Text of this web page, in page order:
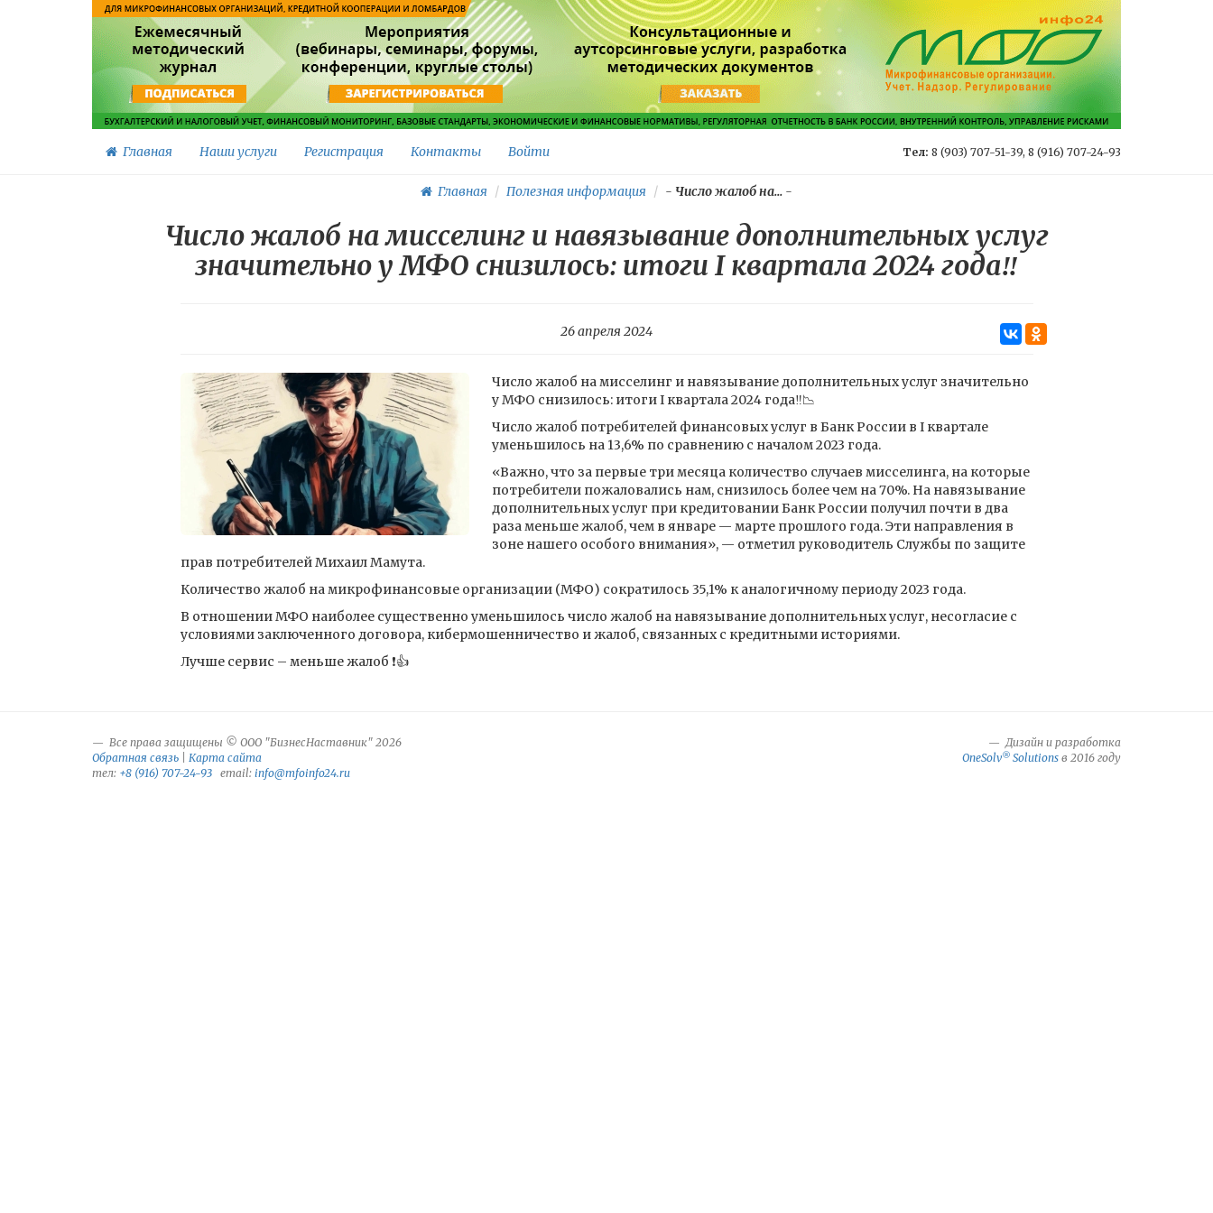
Главная Наши услуги Регистрация Контакты Войти Тел: 8 (903) 707-51-39, 8 (916) 707-24-93
Главная Полезная информация - Число жалоб на... -
Число жалоб на мисселинг и навязывание дополнительных услуг
значительно у МФО снизилось: итоги I квартала 2024 года‼️
26 апреля 2024
Число жалоб на мисселинг и навязывание дополнительных услуг значительно
у МФО снизилось: итоги I квартала 2024 года‼️📉
Число жалоб потребителей финансовых услуг в Банк России в I квартале
уменьшилось на 13,6% по сравнению с началом 2023 года.
«Важно, что за первые три месяца количество случаев мисселинга, на которые
потребители пожаловались нам, снизилось более чем на 70%. На навязывание
дополнительных услуг при кредитовании Банк России получил почти в два
раза меньше жалоб, чем в январе — марте прошлого года. Эти направления в
зоне нашего особого внимания», — отметил руководитель Службы по защите
прав потребителей Михаил Мамута.
Количество жалоб на микрофинансовые организации (МФО) сократилось 35,1% к аналогичному периоду 2023 года.
В отношении МФО наиболее существенно уменьшилось число жалоб на навязывание дополнительных услуг, несогласие с
условиями заключенного договора, кибермошенничество и жалоб, связанных с кредитными историями.
Лучше сервис – меньше жалоб ❗️👍
Все права защищены © ООО "БизнесНаставник" 2026
Обратная связь
Карта сайта
тел: +8 (916) 707-24-93 email: info@mfoinfo24.ru
Дизайн и разработка
OneSolv® Solutions в 2016 году